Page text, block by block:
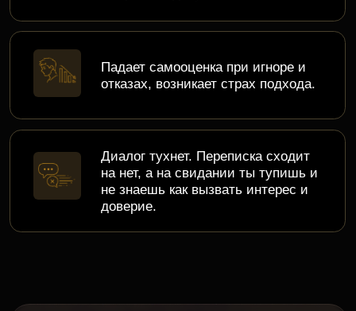
флиртовать, быстро сближаться и
создание эмоциональной близости.
Сергей Валовой- автор и ведущий